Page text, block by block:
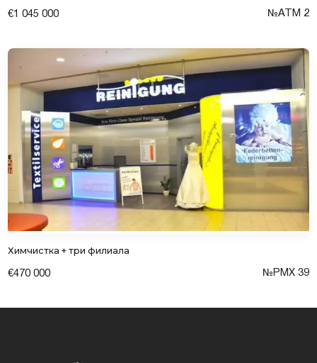
€1 045 000 №АТM 2
Химчистка + три филиала
€470 000 №РMX 39